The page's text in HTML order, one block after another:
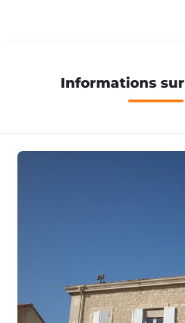
Informations sur